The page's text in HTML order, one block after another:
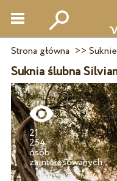
Strona główna >>
Suknia ślubna
21
254
osób
zainteresowanych